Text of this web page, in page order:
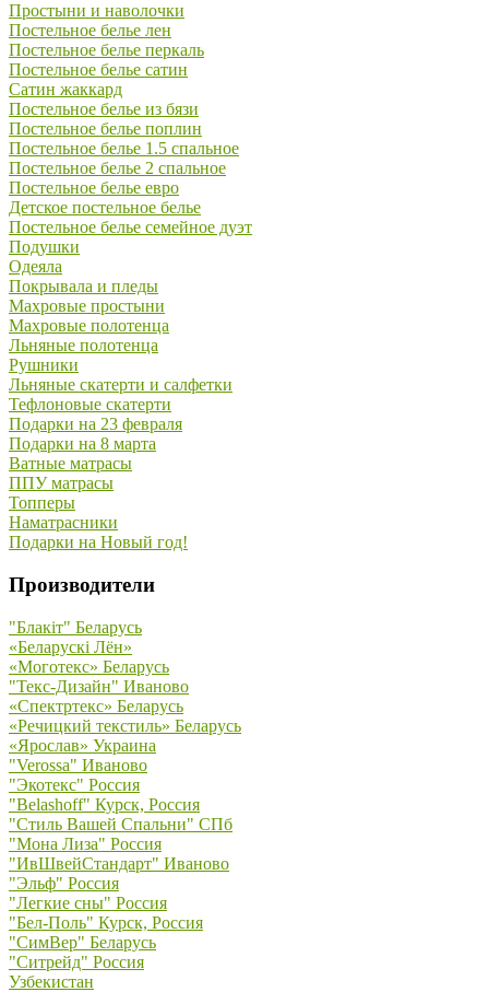
Простыни и наволочки
Постельное белье лен
Постельное белье перкаль
Постельное белье сатин
Сатин жаккард
Постельное белье из бязи
Постельное белье поплин
Постельное белье 1.5 спальное
Постельное белье 2 спальное
Постельное белье евро
Детское постельное белье
Постельное белье семейное дуэт
Подушки
Одеяла
Покрывала и пледы
Махровые простыни
Махровые полотенца
Льняные полотенца
Рушники
Льняные скатерти и салфетки
Тефлоновые скатерти
Подарки на 23 февраля
Подарки на 8 марта
Ватные матрасы
ППУ матрасы
Топперы
Наматрасники
Подарки на Новый год!
Производители
"Блакiт" Беларусь
«Беларускi Лён»
«Моготекс» Беларусь
"Текс-Дизайн" Иваново
«Спектртекс» Беларусь
«Речицкий текстиль» Беларусь
«Ярослав» Украина
"Verossa" Иваново
"Экотекс" Россия
"Belashoff" Курск, Россия
"Стиль Вашей Спальни" СПб
"Мона Лиза" Россия
"ИвШвейСтандарт" Иваново
"Эльф" Россия
"Легкие сны" Россия
"Бел-Поль" Курск, Россия
"СимВер" Беларусь
"Ситрейд" Россия
Узбекистан